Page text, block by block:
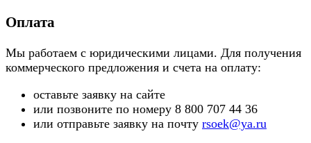
Оплата
Мы работаем с юридическими лицами. Для получения
коммерческого предложения и счета на оплату:
оставьте заявку на сайте
или позвоните по номеру 8 800 707 44 36
или отправьте заявку на почту rsoek@ya.ru